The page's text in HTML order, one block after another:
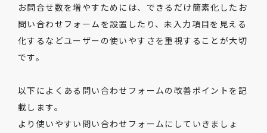
お問合せ数を増やすためには、できるだけ簡素化したお
問い合わせフォームを設置したり、未入力項目を見える
化するなどユーザーの使いやすさを重視することが大切
です。
以下によくある問い合わせフォームの改善ポイントを記
載します。
より使いやすい問い合わせフォームにしていきましょ